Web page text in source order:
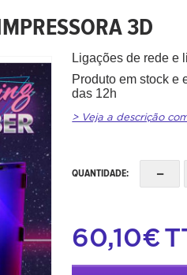
3D
Ligações de rede e
Produto em stock e
das 12h
> Veja a descrição
QUANTIDADE: -
60,10€